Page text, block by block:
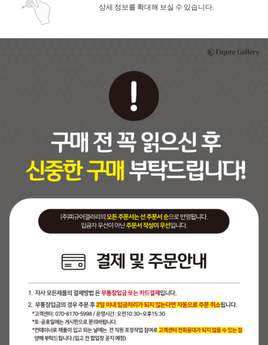
상세 정보를 확대해 보실 수 있습니다.